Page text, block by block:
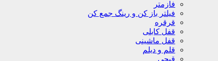
فازمتر
فیلتر باز کن و رینگ جمع کن
قرقره
قفل کابلی
قفل ماشینی
قلم و دیلم
قیچی